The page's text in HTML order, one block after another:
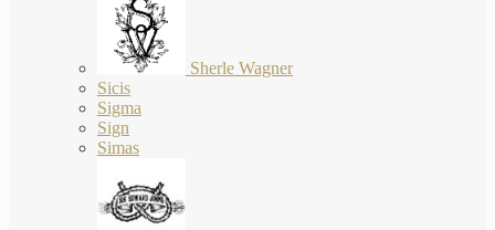
Sherle Wagner
Sicis
Sigma
Sign
Simas